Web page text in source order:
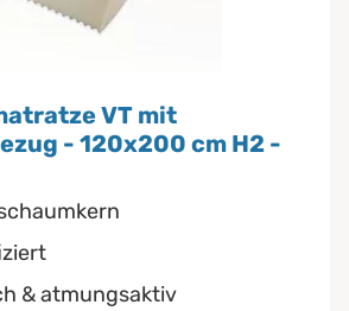
VT mit
- 120x200 cm H2 -
& atmungsaktiv